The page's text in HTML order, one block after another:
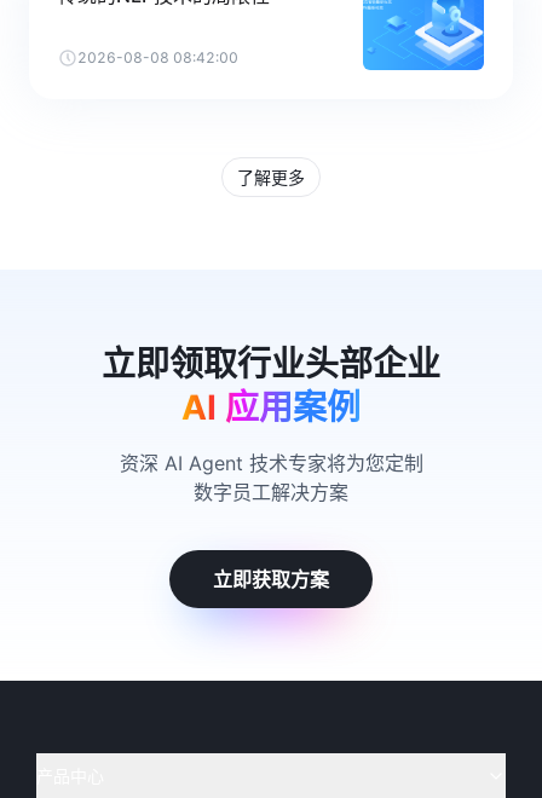
2026-08-08 08:42:00
了解更多
AI 应用案例
资深 AI Agent 技术专家将为您定制
数字员工解决方案
立即获取方案